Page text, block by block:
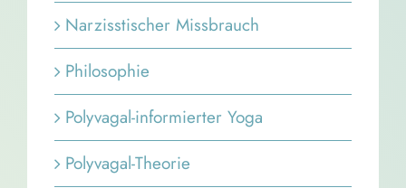
Narzisstischer Missbrauch
Philosophie
Polyvagal-informierter Yoga
Polyvagal-Theorie